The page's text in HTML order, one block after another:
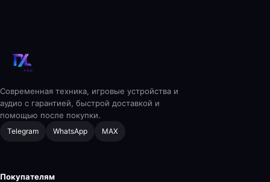
Современная техника, игровые устройства и
аудио с гарантией, быстрой доставкой и
помощью после покупки.
Telegram WhatsApp MAX
Покупателям